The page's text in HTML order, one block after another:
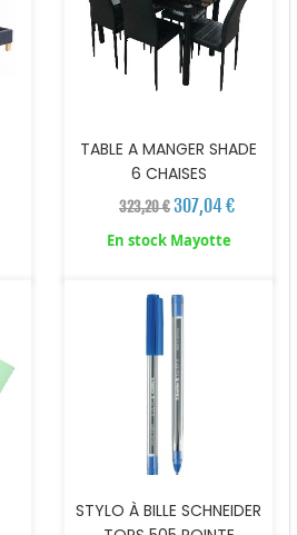
TABLE A MANGER SHADE
6 CHAISES
323,20 €307,04 €
En stock Mayotte
STYLO À BILLE SCHNEIDER